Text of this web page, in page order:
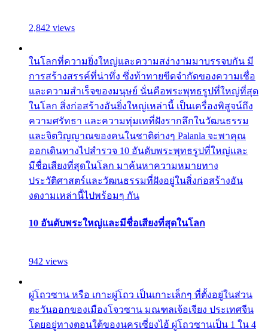
2,842 views
ในโลกที่ความยิ่งใหญ่และความสง่างามมาบรรจบกัน มี
การสร้างสรรค์ที่น่าทึ่ง ซึ่งท้าทายขีดจำกัดของความเชื่อ
และความสำเร็จของมนุษย์ นั่นคือพระพุทธรูปที่ใหญ่ที่สุด
ในโลก สิ่งก่อสร้างอันยิ่งใหญ่เหล่านี้ เป็นเครื่องพิสูจน์ถึง
ความศรัทธา และความทุ่มเทที่ฝังรากลึกในวัฒนธรรม
และจิตวิญญาณของคนในชาติต่างๆ Palanla จะพาคุณ
ออกเดินทางไปสำรวจ 10 อันดับพระพุทธรูปที่ใหญ่และ
มีชื่อเสียงที่สุดในโลก มาค้นหาความหมายทาง
ประวัติศาสตร์และวัฒนธรรมที่ฝังอยู่ในสิ่งก่อสร้างอัน
งดงามเหล่านี้ไปพร้อมๆ กัน
10 อันดับพระใหญ่และมีชื่อเสียงที่สุดในโลก
942 views
ผู่โถวซาน หรือ เกาะผู่โถว เป็นเกาะเล็กๆ ที่ตั้งอยู่ในส่วน
ตะวันออกของเมืองโจวซาน มณฑลเจ้อเจียง ประเทศจีน
โดยอยู่ทางตอนใต้ของนครเซี่ยงไฮ้ ผู่โถวซานเป็น 1 ใน 4